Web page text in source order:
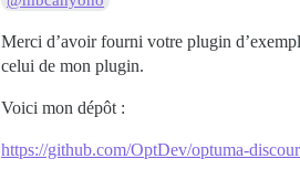
Merci d’avoir fourni votre plugin
celui de mon plugin.
Voici mon dépôt :
https://github.com/OptDev/optuma-